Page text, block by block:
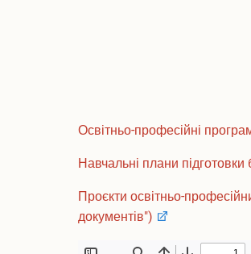
Освітньо-професійні
Навчальні плани підготовки
Проєкти освітньо-
документів")